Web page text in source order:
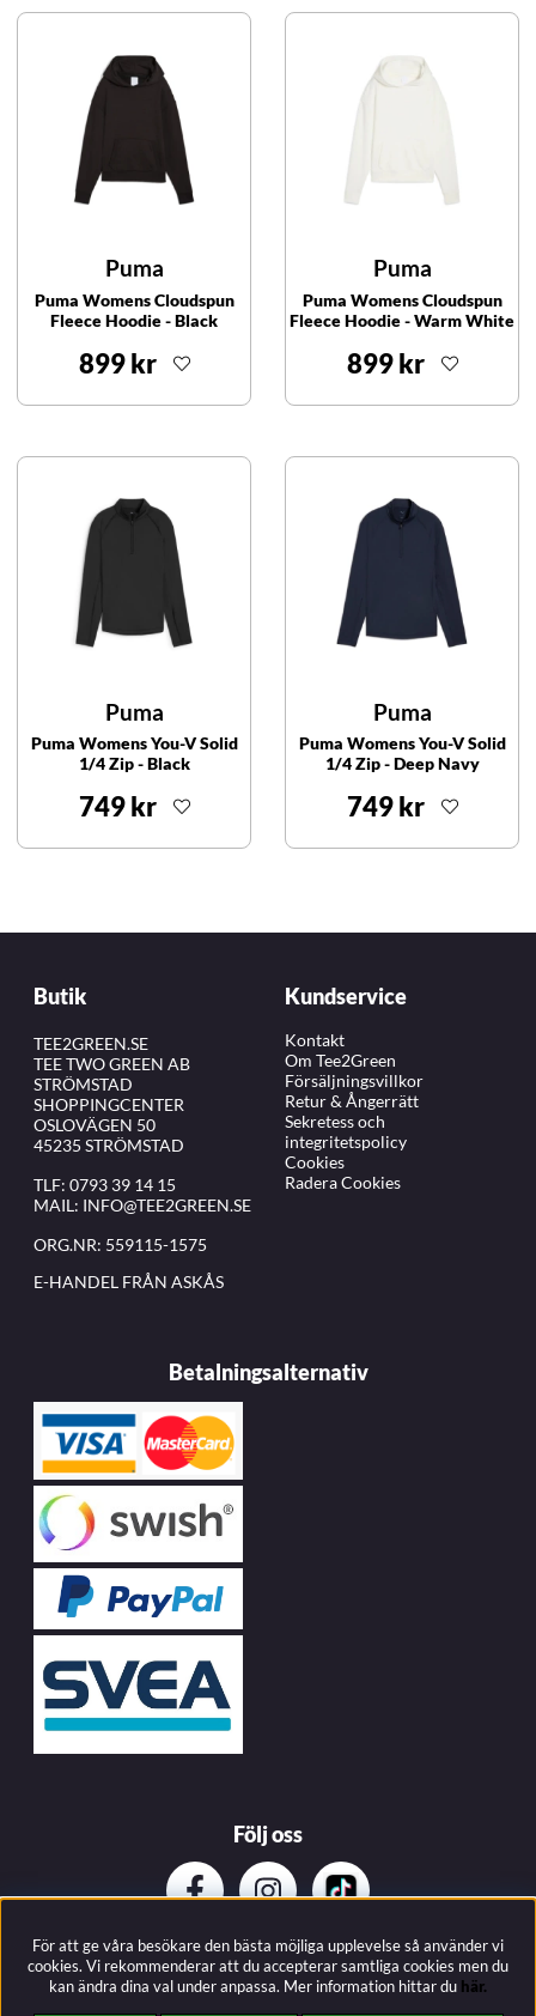
Puma
Puma Womens Cloudspun
Fleece Hoodie - Black
899 kr
Puma
Puma Womens Cloudspun
Fleece Hoodie - Warm White
899 kr
Puma
Puma Womens You-V Solid
1/4 Zip - Black
749 kr
Puma
Puma Womens You-V Solid
1/4 Zip - Deep Navy
749 kr
Butik
TEE2GREEN.SE
TEE TWO GREEN AB
STRÖMSTAD
SHOPPINGCENTER
OSLOVÄGEN 50
45235 STRÖMSTAD
TLF: 0793 39 14 15
MAIL: INFO@TEE2GREEN.SE
ORG.NR: 559115-1575
E-HANDEL FRÅN ASKÅS
Kundservice
Kontakt
Om Tee2Green
Försäljningsvillkor
Retur & Ångerrätt
Sekretess och
integritetspolicy
Cookies
Radera Cookies
Betalningsalternativ
Följ oss
Prenumerera på vårat nyhetsbrev
För att ge våra besökare den bästa möjliga upplevelse så använder vi
cookies. Vi rekommenderar att du accepterar samtliga cookies men du
kan ändra dina val under anpassa. Mer information hittar du här.